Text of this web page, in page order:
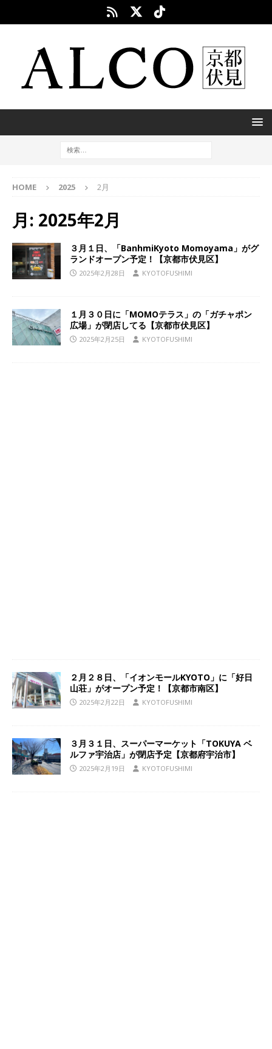
HOME 2025 2月
月: 2025年2月
３月１日、「BanhmiKyoto Momoyama」がグ
ランドオープン予定！【京都市伏見区】
2025年2月28日 KYOTOFUSHIMI
１月３０日に「MOMOテラス」の「ガチャポン
広場」が閉店してる【京都市伏見区】
2025年2月25日 KYOTOFUSHIMI
２月２８日、「イオンモールKYOTO」に「好日
山荘」がオープン予定！【京都市南区】
2025年2月22日 KYOTOFUSHIMI
３月３１日、スーパーマーケット「TOKUYA ベ
ルファ宇治店」が閉店予定【京都府宇治市】
2025年2月19日 KYOTOFUSHIMI